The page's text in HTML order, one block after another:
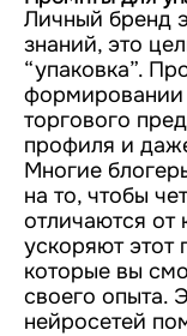
Личный бренд
знаний, это
“упаковка”.
формировании
торгового
профиля и
Многие
на то, чтобы
отличаются от
ускоряют этот
которые вы
своего опыта.
нейросетей